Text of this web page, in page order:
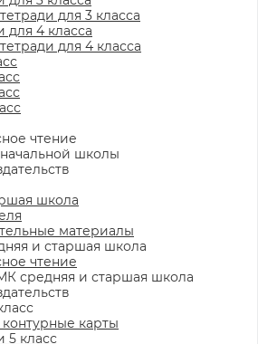
для 3 класса
для 4 класса
для 4 класса
чтение
школы
школа
материалы
и старшая школа
чтение
средняя и старшая школа
карты
5 класс